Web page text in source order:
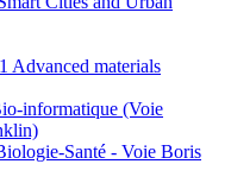
Advanced materials
informatique (Voie
Santé - Voie Boris